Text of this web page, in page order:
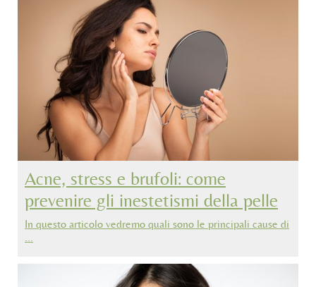
Acne, stress e brufoli: come
prevenire gli inestetismi della pelle
In questo articolo vedremo quali sono le principali cause di
…